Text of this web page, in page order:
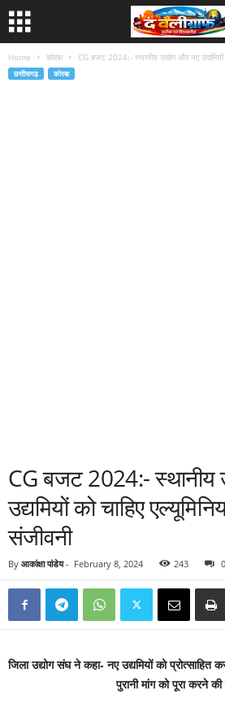
Home कोरबा CG बजट 2024:- स्थानीय उद्योग और नए उद्यमियों
छत्तीसगढ़ कोरबा
CG बजट 2024:- स्थानीय
उद्यमियों को चाहिए
संजीवनी
By आकांक्षा पांडेय- February 8, 2024 243 0
जिला उद्योग संघ ने कहा- नए उद्यमियों को
पुरानी मांग को पूरा करने की